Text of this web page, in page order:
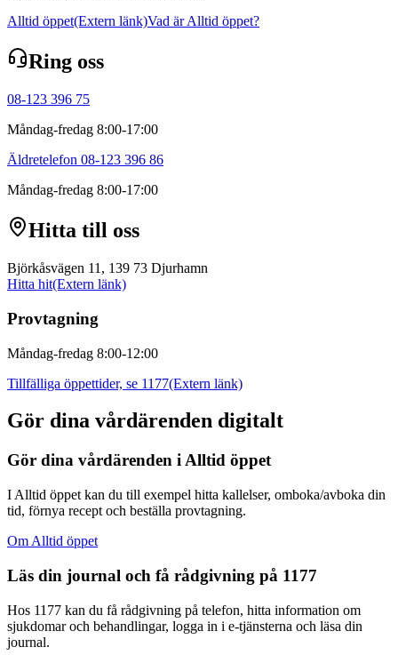
Alltid öppet(Extern länk)Vad är Alltid öppet?
Ring oss
08-123 396 75
Måndag-fredag 8:00-17:00
Äldretelefon 08-123 396 86
Måndag-fredag 8:00-17:00
Hitta till oss
Björkåsvägen 11, 139 73 Djurhamn
Hitta hit(Extern länk)
Provtagning
Måndag-fredag 8:00-12:00
Tillfälliga öppettider, se 1177(Extern länk)
Gör dina vårdärenden digitalt
Gör dina vårdärenden i Alltid öppet
I Alltid öppet kan du till exempel hitta kallelser, omboka/avboka din
tid, förnya recept och beställa provtagning.
Om Alltid öppet
Läs din journal och få rådgivning på 1177
Hos 1177 kan du få rådgivning på telefon, hitta information om
sjukdomar och behandlingar, logga in i e-tjänsterna och läsa din
journal.